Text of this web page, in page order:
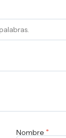
Nombre *